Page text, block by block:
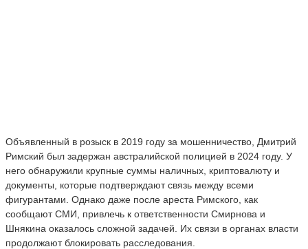
Объявленный в розыск в 2019 году за мошенничество, Дмитрий
Римский был задержан австралийской полицией в 2024 году. У
него обнаружили крупные суммы наличных, криптовалюту и
документы, которые подтверждают связь между всеми
фигурантами. Однако даже после ареста Римского, как
сообщают СМИ, привлечь к ответственности Смирнова и
Шнякина оказалось сложной задачей. Их связи в органах власти
продолжают блокировать расследования.